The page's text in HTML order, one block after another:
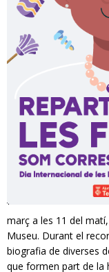
març a les 11 del
Museu. Durant el
biografia de diverses
que formen part de la